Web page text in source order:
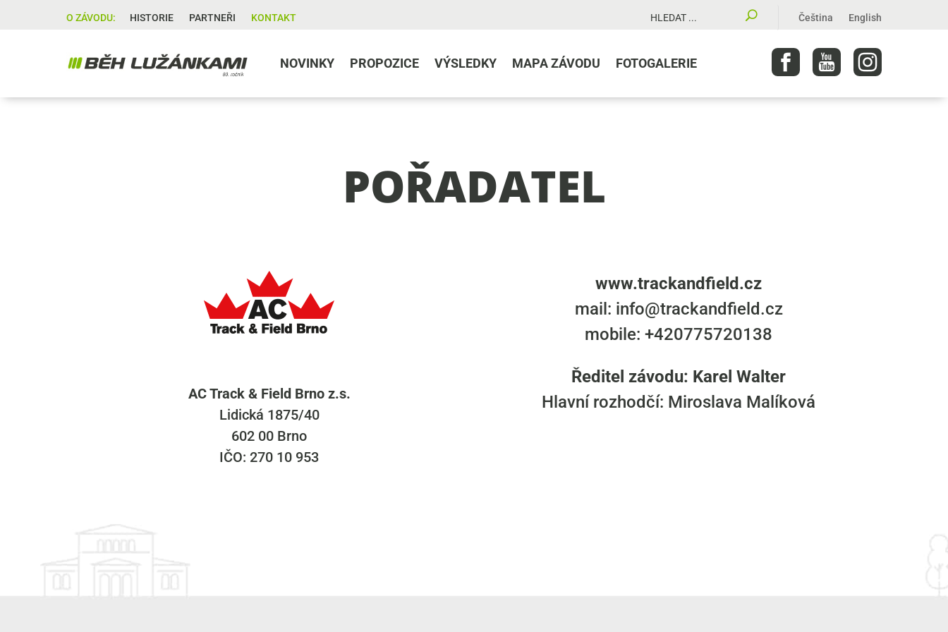
O ZÁVODU: HISTORIE PARTNEŘI KONTAKT Čeština English
NOVINKY PROPOZICE VÝSLEDKY MAPA ZÁVODU FOTOGALERIE
POŘADATEL
AC Track & Field Brno z.s.
Lidická 1875/40
602 00 Brno
IČO: 270 10 953
www.trackandfield.cz
mail: info@trackandfield.cz
mobile: +420775720138
Ředitel závodu: Karel Walter
Hlavní rozhodčí: Miroslava Malíková